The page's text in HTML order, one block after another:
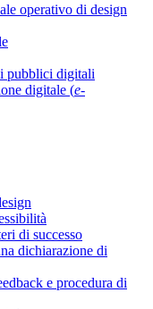
operativo di design
pubblici digitali
digitale (e-
di successo
dichiarazione di
e procedura di